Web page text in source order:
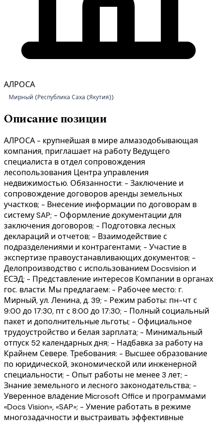
АЛРОСА
Мирный (Республика Саха (Якутия))
Описание позиции
АЛРОСА - крупнейшая в мире алмазодобывающая
компания, приглашает на работу Ведущего
специалиста в отдел сопровождения
лесопользования Центра управления
недвижимостью. Обязанности: - Заключение и
сопровождение договоров аренды земельных
участков; - Внесение информации по договорам в
систему SAP; - Оформление документации для
заключения договоров; - Подготовка лесных
деклараций и отчетов; - Взаимодействие с
подразделениями и контрагентами; - Участие в
экспертизе правоустанавливающих документов; -
Делопроизводство с использованием Docsvision и
ЕСЭД; - Представление интересов Компании в органах
гос. власти. Мы предлагаем: - Рабочее место: г.
Мирный, ул. Ленина, д. 39; - Режим работы: пн-чт с
9:00 до 17:30, пт с 8:00 до 17:30; - Полный социальный
пакет и дополнительные льготы; - Официальное
трудоустройство и белая зарплата; - Минимальный
отпуск 52 календарных дня; - Надбавка за работу на
Крайнем Севере. Требования: - Высшее образование
по юридической, экономической или инженерной
специальности; - Опыт работы не менее 3 лет; -
Знание земельного и лесного законодательства; -
Уверенное владение Microsoft Office и программами
«Docs Vision», «SAP»; - Умение работать в режиме
многозадачности и выстраивать эффективные